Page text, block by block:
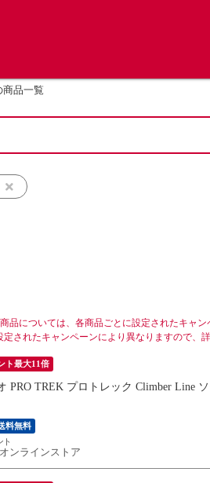
商品一覧
品については、各商品ごとに設定されたキャ
されたキャンペーンにより異なりますので、
ト最大11倍
PRO TREK プロトレック Climber Line
料無料
ンラインストア